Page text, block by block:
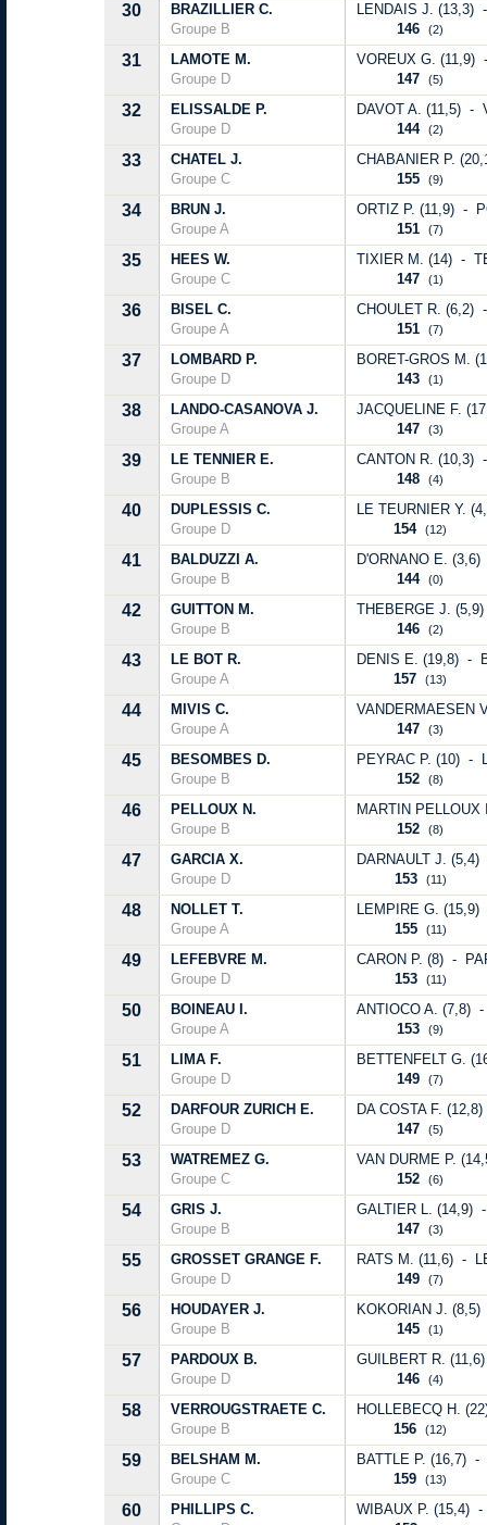
30
BRAZILLIER C.
Groupe B
LENDAIS J. (13,3)
146
(2)
31
LAMOTE M.
Groupe D
VOREUX G.
147
(5)
32
ELISSALDE P.
Groupe D
DAVOT A. (11,5) -
144 (2)
33
CHATEL J.
Groupe C
CHABANIER P.
155
(9)
34
BRUN J.
Groupe A
ORTIZ P. (11,9) -
151
(7)
35
HEES W.
Groupe C
TIXIER M. (14) -
147
(1)
36
BISEL C.
Groupe A
CHOULET R. (6,2)
151
(7)
37
LOMBARD P.
Groupe D
BORET-GROS M.
143
(1)
38
LANDO-CASANOVA J.
Groupe A
JACQUELINE F.
147
(3)
39
LE TENNIER E.
Groupe B
CANTON R. (10,3)
148
(4)
40
DUPLESSIS C.
Groupe D
LE TEURNIER Y.
154 (12)
41
BALDUZZI A.
Groupe B
D'ORNANO E.
144 (0)
42
GUITTON M.
Groupe B
THEBERGE J.
146
(2)
43
LE BOT R.
Groupe A
DENIS E. (19,8) -
157
(13)
44
MIVIS C.
Groupe A
VANDERMAESEN
147
(3)
45
BESOMBES D.
Groupe B
PEYRAC P. (10) -
152
(8)
46
PELLOUX N.
Groupe B
MARTIN
152
(8)
47
GARCIA X.
Groupe D
DARNAULT J.
153
(11)
48
NOLLET T.
Groupe A
LEMPIRE G.
155
(11)
49
LEFEBVRE M.
Groupe D
CARON P. (8) -
153
(11)
50
BOINEAU I.
Groupe A
ANTIOCO A. (7,8)
153
(9)
51
LIMA F.
Groupe D
BETTENFELT G.
149
(7)
52
DARFOUR ZURICH E.
Groupe D
DA COSTA F.
147
(5)
53
WATREMEZ G.
Groupe C
VAN DURME P.
152
(6)
54
GRIS J.
Groupe B
GALTIER L. (14,9)
147
(3)
55
GROSSET GRANGE F.
Groupe D
RATS M. (11,6) -
149
(7)
56
HOUDAYER J.
Groupe B
KOKORIAN J.
145
(1)
57
PARDOUX B.
Groupe D
GUILBERT R.
146
(4)
58
VERROUGSTRAETE C.
Groupe B
HOLLEBECQ H.
156
(12)
59
BELSHAM M.
Groupe C
BATTLE P. (16,7)
159
(13)
60
PHILLIPS C.
WIBAUX P. (15,4)